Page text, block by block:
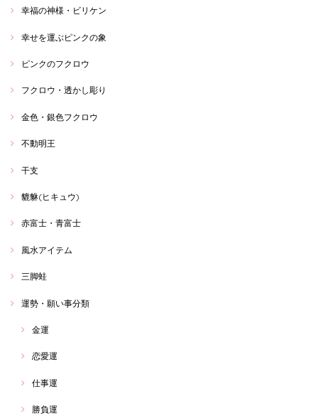
幸福の神様・ビリケン
幸せを運ぶピンクの象
ピンクのフクロウ
フクロウ・透かし彫り
金色・銀色フクロウ
不動明王
干支
貔貅(ヒキュウ)
赤富士・青富士
風水アイテム
三脚蛙
運勢・願い事分類
金運
恋愛運
仕事運
勝負運